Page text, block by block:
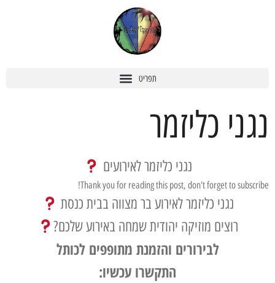
נגני כליזמר
נגני כליזמר לאירועים
Thank you for reading this post, don't forget to subscribe!
נגני כליזמר לאירוע בר מצווה בבית כנסת
רוצים מוזיקה יהודית שמחה באירוע שלכם?
לבירורים והזמנת מתופפים לכותל
התקשרו עכשיו: